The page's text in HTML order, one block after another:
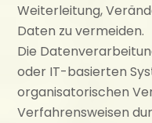
Weiterleitung,
Daten zu vermeiden.
Die
oder IT-basierten
organisatorischen
Verfahrensweisen